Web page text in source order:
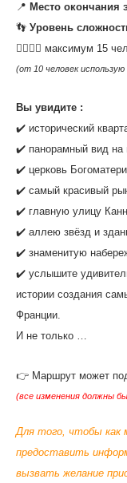
📍 Место окончания
‌👣 Уровень
‌🙍‍♀️🙎‍♂️ максимум 15
(от 10 человек
‌Вы увидите :
✔️ исторический
✔️ панорамный вид на
✔️ церковь
✔️ самый красивый
✔️ главную улицу
✔️ аллею звёзд и
✔️ знаменитую
‌✔️ услышите
истории создания
Франции.
И не только …
👉 Маршрут может
(все изменения должны
Для того, чтобы как
предоставить
вызвать желание